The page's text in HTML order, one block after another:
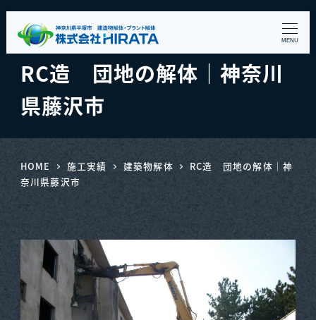
MENU
RC造 団地の解体｜神奈川
県藤沢市
HOME 施工実績 建築物解体
RC造 団地の解体｜神
奈川県藤沢市